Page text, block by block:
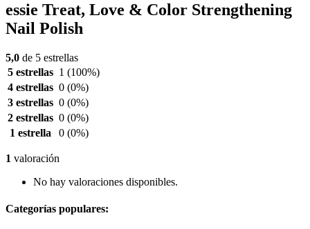
essie Treat, Love & Color Strengthening
Nail Polish
5,0 de 5 estrellas
5 estrellas 1 (100%)
4 estrellas 0 (0%)
3 estrellas 0 (0%)
2 estrellas 0 (0%)
1 estrella
0 (0%)
1 valoración
No hay valoraciones disponibles.
Categorías populares: